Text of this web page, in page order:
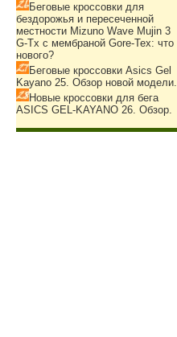
Беговые кроссовки для
бездорожья и пересеченной
местности Mizuno Wave Mujin 3
G-Tx с мембраной Gore-Tex: что
нового?
Беговые кроссовки Asics Gel
Kayano 25. Обзор новой модели.
Новые кроссовки для бега
ASICS GEL-KAYANO 26. Обзор.